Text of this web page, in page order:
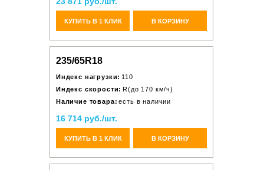
КУПИТЬ В 1 КЛИК В КОРЗИНУ
235/65R18
Индекс нагрузки: 110
Индекс скорости: R(до 170 км/ч)
Наличие товара: есть в наличии
16 714 руб./шт.
КУПИТЬ В 1 КЛИК В КОРЗИНУ